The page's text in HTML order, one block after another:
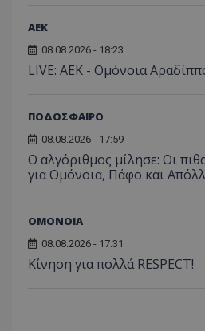
ΑEK
08.08.2026 - 18:23
LIVE: ΑΕΚ - Ομόνοια
ΠΟΔΟΣΦΑΙΡΟ
08.08.2026 - 17:59
Ο αλγόριθμος μίλησε: Οι
για Ομόνοια, Πάφο και
ΟΜΟΝΟΙΑ
08.08.2026 - 17:31
Κίνηση για πολλά RESPECT!